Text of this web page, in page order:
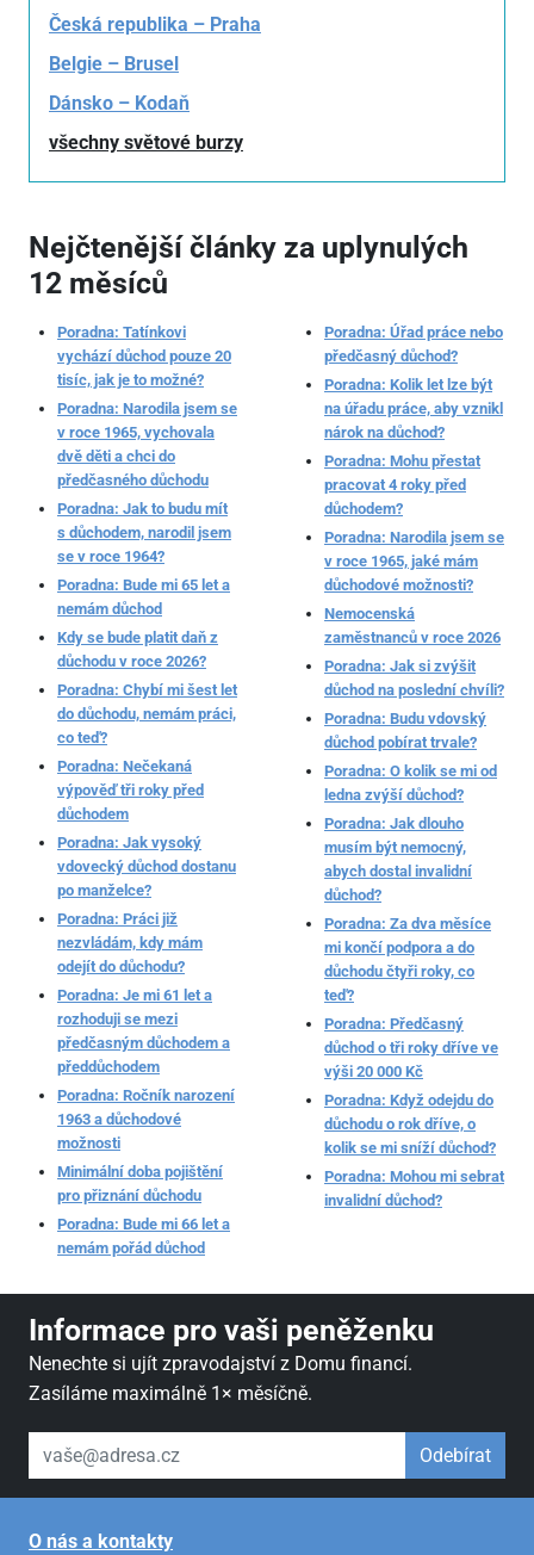
Česká republika – Praha
Belgie – Brusel
Dánsko – Kodaň
všechny světové burzy
Nejčtenější články za uplynulých
12 měsíců
Poradna: Tatínkovi
vychází důchod pouze 20
tisíc, jak je to možné?
Poradna: Narodila jsem se
v roce 1965, vychovala
dvě děti a chci do
předčasného důchodu
Poradna: Jak to budu mít
s důchodem, narodil jsem
se v roce 1964?
Poradna: Bude mi 65 let a
nemám důchod
Kdy se bude platit daň z
důchodu v roce 2026?
Poradna: Chybí mi šest let
do důchodu, nemám práci,
co teď?
Poradna: Nečekaná
výpověď tři roky před
důchodem
Poradna: Jak vysoký
vdovecký důchod dostanu
po manželce?
Poradna: Práci již
nezvládám, kdy mám
odejít do důchodu?
Poradna: Je mi 61 let a
rozhoduji se mezi
předčasným důchodem a
předdůchodem
Poradna: Ročník narození
1963 a důchodové
možnosti
Minimální doba pojištění
pro přiznání důchodu
Poradna: Bude mi 66 let a
nemám pořád důchod
Poradna: Úřad práce nebo
předčasný důchod?
Poradna: Kolik let lze být
na úřadu práce, aby vznikl
nárok na důchod?
Poradna: Mohu přestat
pracovat 4 roky před
důchodem?
Poradna: Narodila jsem se
v roce 1965, jaké mám
důchodové možnosti?
Nemocenská
zaměstnanců v roce 2026
Poradna: Jak si zvýšit
důchod na poslední chvíli?
Poradna: Budu vdovský
důchod pobírat trvale?
Poradna: O kolik se mi od
ledna zvýší důchod?
Poradna: Jak dlouho
musím být nemocný,
abych dostal invalidní
důchod?
Poradna: Za dva měsíce
mi končí podpora a do
důchodu čtyři roky, co
teď?
Poradna: Předčasný
důchod o tři roky dříve ve
výši 20 000 Kč
Poradna: Když odejdu do
důchodu o rok dříve, o
kolik se mi sníží důchod?
Poradna: Mohou mi sebrat
invalidní důchod?
Informace pro vaši peněženku
Nenechte si ujít zpravodajství z Domu financí.
Zasíláme maximálně 1× měsíčně.
váš email Odebírat
O nás a kontakty